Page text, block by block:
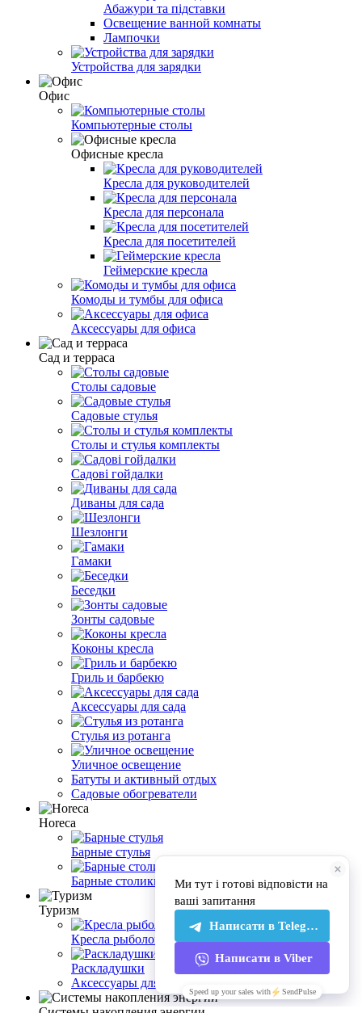
Абажури та підставки
Освещение ванной комнаты
Лампочки
Устройства для зарядки
Офис
Компьютерные столы
Офисные кресла
Кресла для руководителей
Кресла для персонала
Кресла для посетителей
Геймерские кресла
Комоды и тумбы для офиса
Аксессуары для офиса
Сад и терраса
Cтолы cадовые
Садовые стулья
Столы и стулья комплекты
Садові гойдалки
Диваны для сада
Шезлонги
Гамаки
Беседки
Зонты садовые
Коконы кресла
Гриль и барбекю
Аксессуары для сада
Стулья из ротанга
Уличное освещение
Батуты и активный отдых
Садовые обогреватели
Horeca
Барные стулья
Барные столики
Туризм
Кресла рыболовные
Раскладушки
Аксессуары для кемпинга